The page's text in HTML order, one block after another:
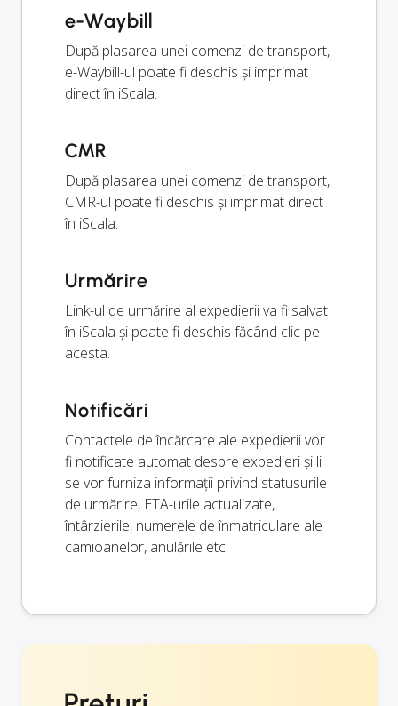
e-Waybill
După plasarea unei comenzi de transport,
e-Waybill-ul poate fi deschis și imprimat
direct în iScala.
CMR
După plasarea unei comenzi de transport,
CMR-ul poate fi deschis și imprimat direct
în iScala.
Urmărire
Link-ul de urmărire al expedierii va fi salvat
în iScala și poate fi deschis făcând clic pe
acesta.
Notificări
Contactele de încărcare ale expedierii vor
fi notificate automat despre expedieri și li
se vor furniza informații privind statusurile
de urmărire, ETA-urile actualizate,
întârzierile, numerele de înmatriculare ale
camioanelor, anulările etc.